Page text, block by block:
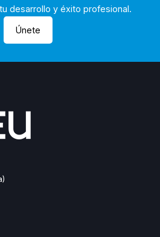
desarrollo y éxito profesional.
Únete